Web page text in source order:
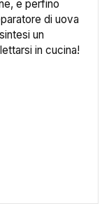
e perfino
di uova
un
in cucina!